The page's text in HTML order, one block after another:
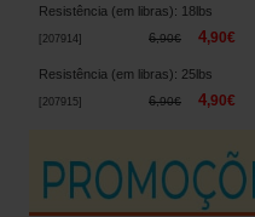
Resistência (em libras): 18lbs
207914] 6,90€ 4,90€
Resistência (em libras): 25lbs
207915] 6,90€ 4,90€